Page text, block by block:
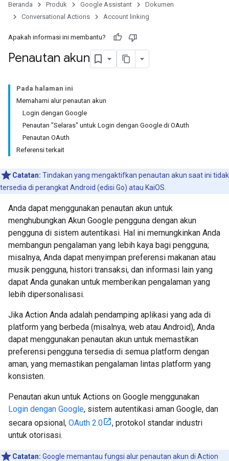
Beranda Produk Google Assistant
Dokumen
Conversational Actions
Account linking
Apakah informasi ini membantu?
Penautan akun
Pada halaman ini
Memahami alur penautan akun
Login dengan Google
Penautan "Selaras" untuk Login dengan Google di OAuth
Penautan OAuth
Referensi terkait
Catatan: Tindakan yang mengaktifkan penautan akun saat ini tidak
tersedia di perangkat Android (edisi Go) atau KaiOS.
Anda dapat menggunakan penautan akun untuk
menghubungkan Akun Google pengguna dengan akun
pengguna di sistem autentikasi. Hal ini memungkinkan Anda
membangun pengalaman yang lebih kaya bagi pengguna;
misalnya, Anda dapat menyimpan preferensi makanan atau
musik pengguna, histori transaksi, dan informasi lain yang
dapat Anda gunakan untuk memberikan pengalaman yang
lebih dipersonalisasi.
Jika Action Anda adalah pendamping aplikasi yang ada di
platform yang berbeda (misalnya, web atau Android), Anda
dapat menggunakan penautan akun untuk memastikan
preferensi pengguna tersedia di semua platform dengan
aman, yang memastikan pengalaman lintas platform yang
konsisten.
Penautan akun untuk Actions on Google menggunakan
Login dengan Google, sistem autentikasi aman Google, dan
secara opsional, OAuth 2.0
, protokol standar industri
untuk otorisasi.
Catatan: Google memantau fungsi alur penautan akun di Action